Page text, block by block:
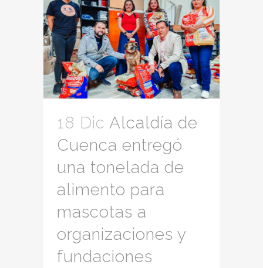
18 Dic Alcaldía de
Cuenca entregó
una tonelada de
alimento para
mascotas a
organizaciones y
fundaciones